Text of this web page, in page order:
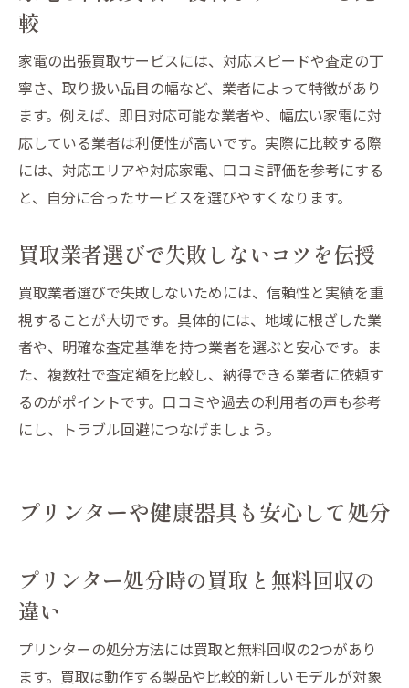
較
家電の出張買取サービスには、対応スピードや査定の丁
寧さ、取り扱い品目の幅など、業者によって特徴があり
ます。例えば、即日対応可能な業者や、幅広い家電に対
応している業者は利便性が高いです。実際に比較する際
には、対応エリアや対応家電、口コミ評価を参考にする
と、自分に合ったサービスを選びやすくなります。
買取業者選びで失敗しないコツを伝授
買取業者選びで失敗しないためには、信頼性と実績を重
視することが大切です。具体的には、地域に根ざした業
者や、明確な査定基準を持つ業者を選ぶと安心です。ま
た、複数社で査定額を比較し、納得できる業者に依頼す
るのがポイントです。口コミや過去の利用者の声も参考
にし、トラブル回避につなげましょう。
プリンターや健康器具も安心して処分
プリンター処分時の買取と無料回収の
違い
プリンターの処分方法には買取と無料回収の2つがあり
ます。買取は動作する製品や比較的新しいモデルが対象